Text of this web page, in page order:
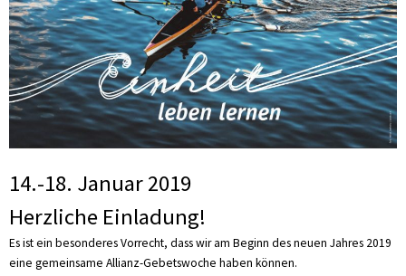
14.-18. Januar 2019
Herzliche Einladung!
Es ist ein besonderes Vorrecht, dass wir am Beginn des neuen Jahres 2019
eine gemeinsame Allianz-Gebetswoche haben können.